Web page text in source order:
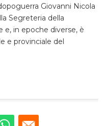
Giovanni Nicola
Segreteria della
e, in epoche diverse, è
e provinciale del